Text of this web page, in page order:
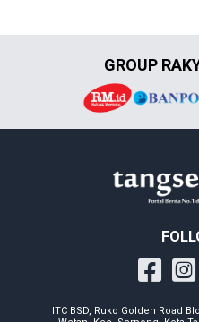
GROUP
ITC BSD, Ruko Golden Road